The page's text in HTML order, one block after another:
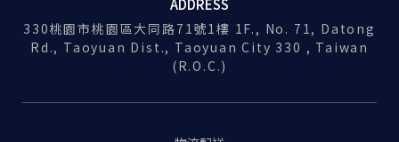
ADDRESS
330桃園市桃園區大同路71號1樓 1F., No. 71, Datong
Rd., Taoyuan Dist., Taoyuan City 330 , Taiwan
(R.O.C.)